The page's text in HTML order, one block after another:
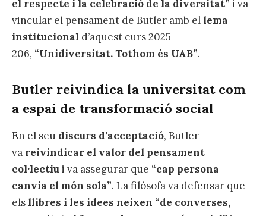
el respecte i la celebració de la diversitat” i va
vincular el pensament de Butler amb el lema
institucional d’aquest curs 2025-
206, “Unidiversitat. Tothom és UAB”.
Butler reivindica la universitat com
a espai de transformació social
En el seu discurs d’acceptació, Butler
va reivindicar el valor del pensament
col·lectiui va assegurar que “cap persona
canvia el món sola”. La filòsofa va defensar que
els llibres i les idees neixen “de converses,